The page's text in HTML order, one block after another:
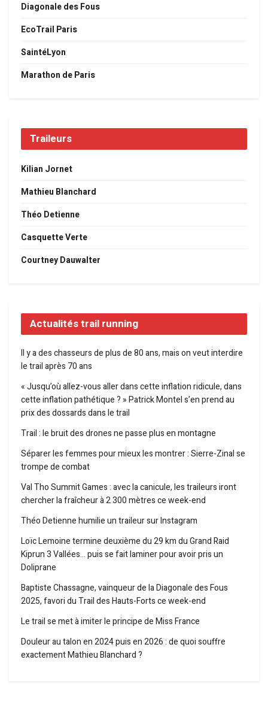
Diagonale des Fous
EcoTrail Paris
SaintéLyon
Marathon de Paris
Traileurs
Kilian Jornet
Mathieu Blanchard
Théo Detienne
Casquette Verte
Courtney Dauwalter
Actualités trail running
Il y a des chasseurs de plus de 80 ans, mais on veut interdire
le trail après 70 ans
« Jusqu’où allez-vous aller dans cette inflation ridicule, dans
cette inflation pathétique ? » Patrick Montel s’en prend au
prix des dossards dans le trail
Trail : le bruit des drones ne passe plus en montagne
Séparer les femmes pour mieux les montrer : Sierre-Zinal se
trompe de combat
Val Tho Summit Games : avec la canicule, les traileurs iront
chercher la fraîcheur à 2 300 mètres ce week-end
Théo Detienne humilie un traileur sur Instagram
Loïc Lemoine termine deuxième du 29 km du Grand Raid
Kiprun 3 Vallées… puis se fait laminer pour avoir pris un
Doliprane
Baptiste Chassagne, vainqueur de la Diagonale des Fous
2025, favori du Trail des Hauts-Forts ce week-end
Le trail se met à imiter le principe de Miss France
Douleur au talon en 2024 puis en 2026 : de quoi souffre
exactement Mathieu Blanchard ?